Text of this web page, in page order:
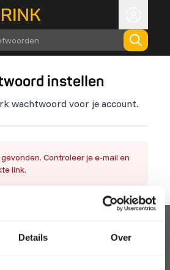
Details Over
instellen
wachtwoord voor je account.
Controleer je e-mail en
link.